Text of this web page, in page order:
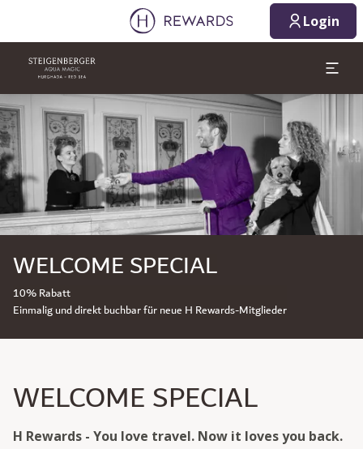
Login
Dia 1 von 1
WELCOME SPECIAL
10% Rabatt
Einmalig und direkt buchbar für neue H Rewards-Mitglieder
WELCOME SPECIAL
H Rewards - You love travel. Now it loves you back.